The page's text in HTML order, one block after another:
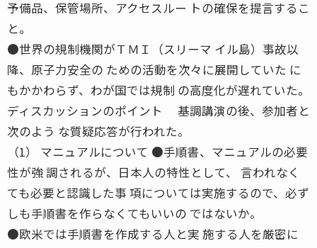
予備品、保管場所、アクセスルー トの確保を提言するこ
と。
●世界の規制機関がＴＭＩ（スリーマ イル島）事故以
降、原子力安全の ための活動を次々に展開していた に
もかかわらず、わが国では規制 の高度化が遅れていた。
ディスカッションのポイント 基調講演の後、参加者と
次のよう な質疑応答が行われた。
（1） マニュアルについて ●手順書、マニュアルの必要
性が強 調されるが、日本人の特性として、 言われなく
ても必要と認識した事 項については実施するので、必ず
しも手順書を作らなくてもいいの ではないか。
●欧米では手順書を作成する人と実 施する人を厳密に